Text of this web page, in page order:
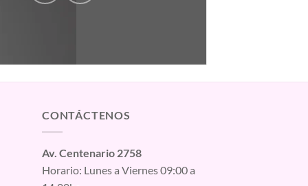
CONTÁCTENOS
Av. Centenario 2758
Horario: Lunes a Viernes 09:00 a